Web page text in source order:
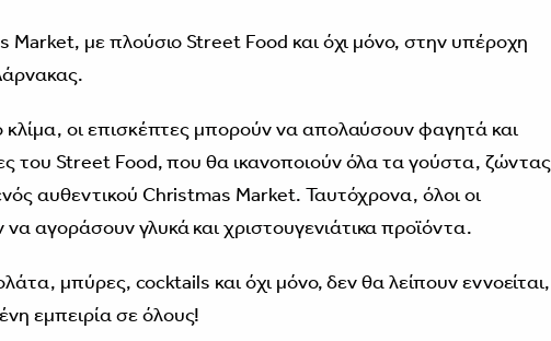
Market, με πλούσιο Street Food και όχι μόνο, στην υπέροχη
κλίμα, οι επισκέπτες μπορούν να απολαύσουν φαγητά και
του Street Food, που θα ικανοποιούν όλα τα γούστα, ζώντας
αυθεντικού Christmas Market. Ταυτόχρονα, όλοι οι
αγοράσουν γλυκά και χριστουγενιάτικα προϊόντα.
μπύρες, cocktails και όχι μόνο, δεν θα λείπουν εννοείται,
εμπειρία σε όλους!